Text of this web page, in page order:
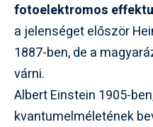
fotoelektromos
a jelenséget először
1887-ben, de a
várni.
Albert Einstein 1905-
kvantumelméletének